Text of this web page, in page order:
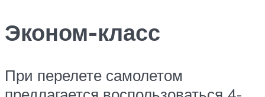
Эконом-класс
При перелете самолетом